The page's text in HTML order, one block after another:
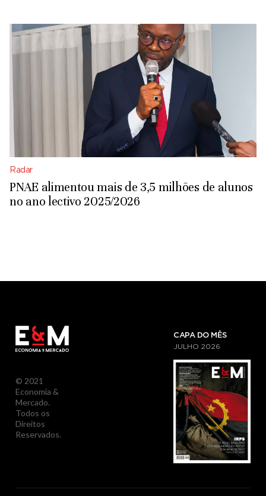
Radar
PNAE alimentou mais de 3,5 milhões de alunos
no ano lectivo 2025/2026
© 2021
Economia &
Mercado.
Todos os
Direitos
Reservados.
CAPA DO MÊS
JULHO 2026